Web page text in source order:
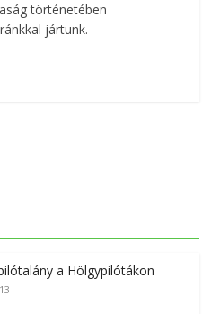
történetében
jártunk.
a Hölgypilótákon